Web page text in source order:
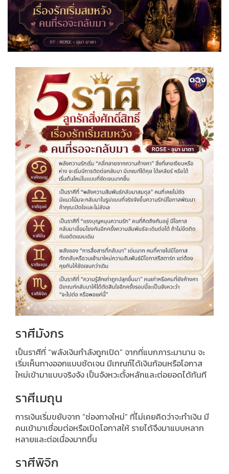
ราศีมังกร
เป็นราศีที่ “พลังเงินกำลังถูกเปิด” จากที่แบกภาระมานาน จะ
เริ่มเห็นทางออกแบบชัดเจน มีเกณฑ์ได้เงินก้อนหรือโอกาส
ใหม่เข้ามาแบบจริงจัง เป็นจังหวะตั้งหลักและต่อยอดได้ทันที
ราศีเมถุน
การเงินเริ่มขยับจาก “ช่องทางใหม่” ที่ไม่เคยคิดว่าจะทำเงิน มี
คนเข้ามาเชื่อมต่อหรือเปิดโอกาสให้ รายได้จึงมาแบบหลาก
หลายและต่อเนื่องมากขึ้น
ราศีพิจิก